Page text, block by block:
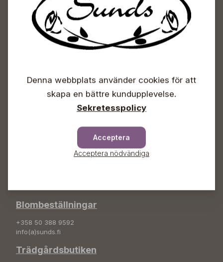
Sunds Trädgårdscenter
Lördagar 09-16
Söndagar Självbetjäning
Blombeställningar
+358 50 388 9592
info(a)sunds.fi
Trädgårdsbutiken
Denna webbplats använder cookies för att
skapa en bättre kundupplevelse.
Sekretesspolicy
Acceptera
Acceptera nödvändiga